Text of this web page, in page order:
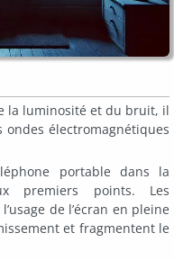
la luminosité et du bruit, il
ondes électromagnétiques
portable dans la
premiers points. Les
de l’écran en pleine
et fragmentent le